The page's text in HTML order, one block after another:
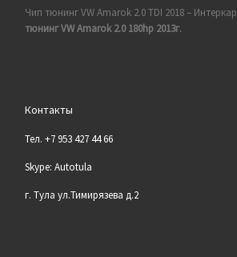
Чип тюнинг VW Amarok 2.0 TDI 2018 – Интеркар
тюнинг VW Amarok 2.0 180hp 2013г.
Контакты
Тел. +7 953 427 44 66
Skype: Autotula
г. Тула ул.Тимирязева д.2